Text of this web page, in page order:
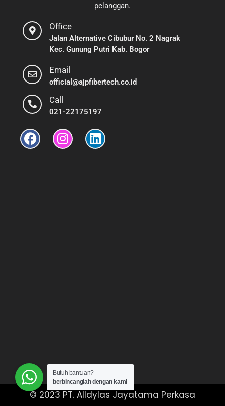
pelanggan.
Office
Jalan Alternative Cibubur No. 2 Nagrak
Kec. Gunung Putri Kab. Bogor
Email
official@ajpfibertech.co.id
Call
021-22175197
© 2023 PT. Alldylas Jayatama Perkasa
Butuh bantuan?
berbincanglah dengan kami